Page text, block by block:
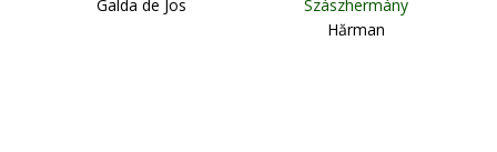
Galda de Jos
Szászhermány
Hărman